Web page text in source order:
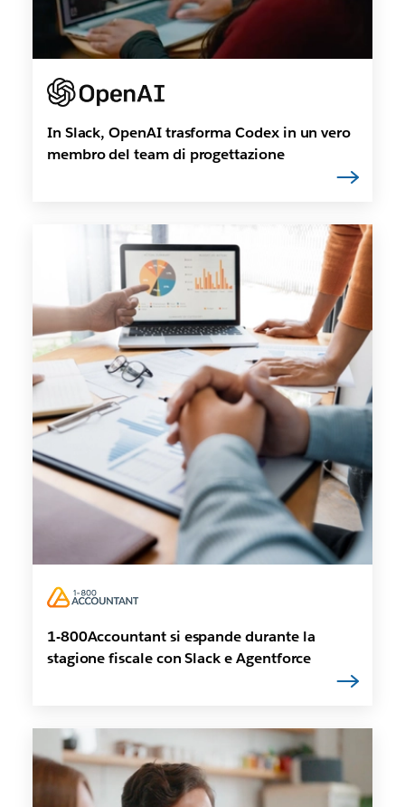
In Slack, OpenAI trasforma Codex in un vero
membro del team di progettazione
1-800Accountant si espande durante la
stagione fiscale con Slack e Agentforce